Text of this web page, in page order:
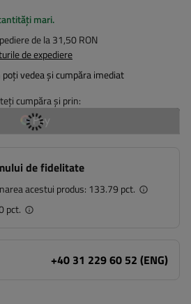
mari
de la31,50 RON
de expediere
vedea și cumpăra imediat
cumpăra și prin:
de fidelitate
acestui produs: 133.79 pct.
pct.
+40 31 229 60 52 (ENG)